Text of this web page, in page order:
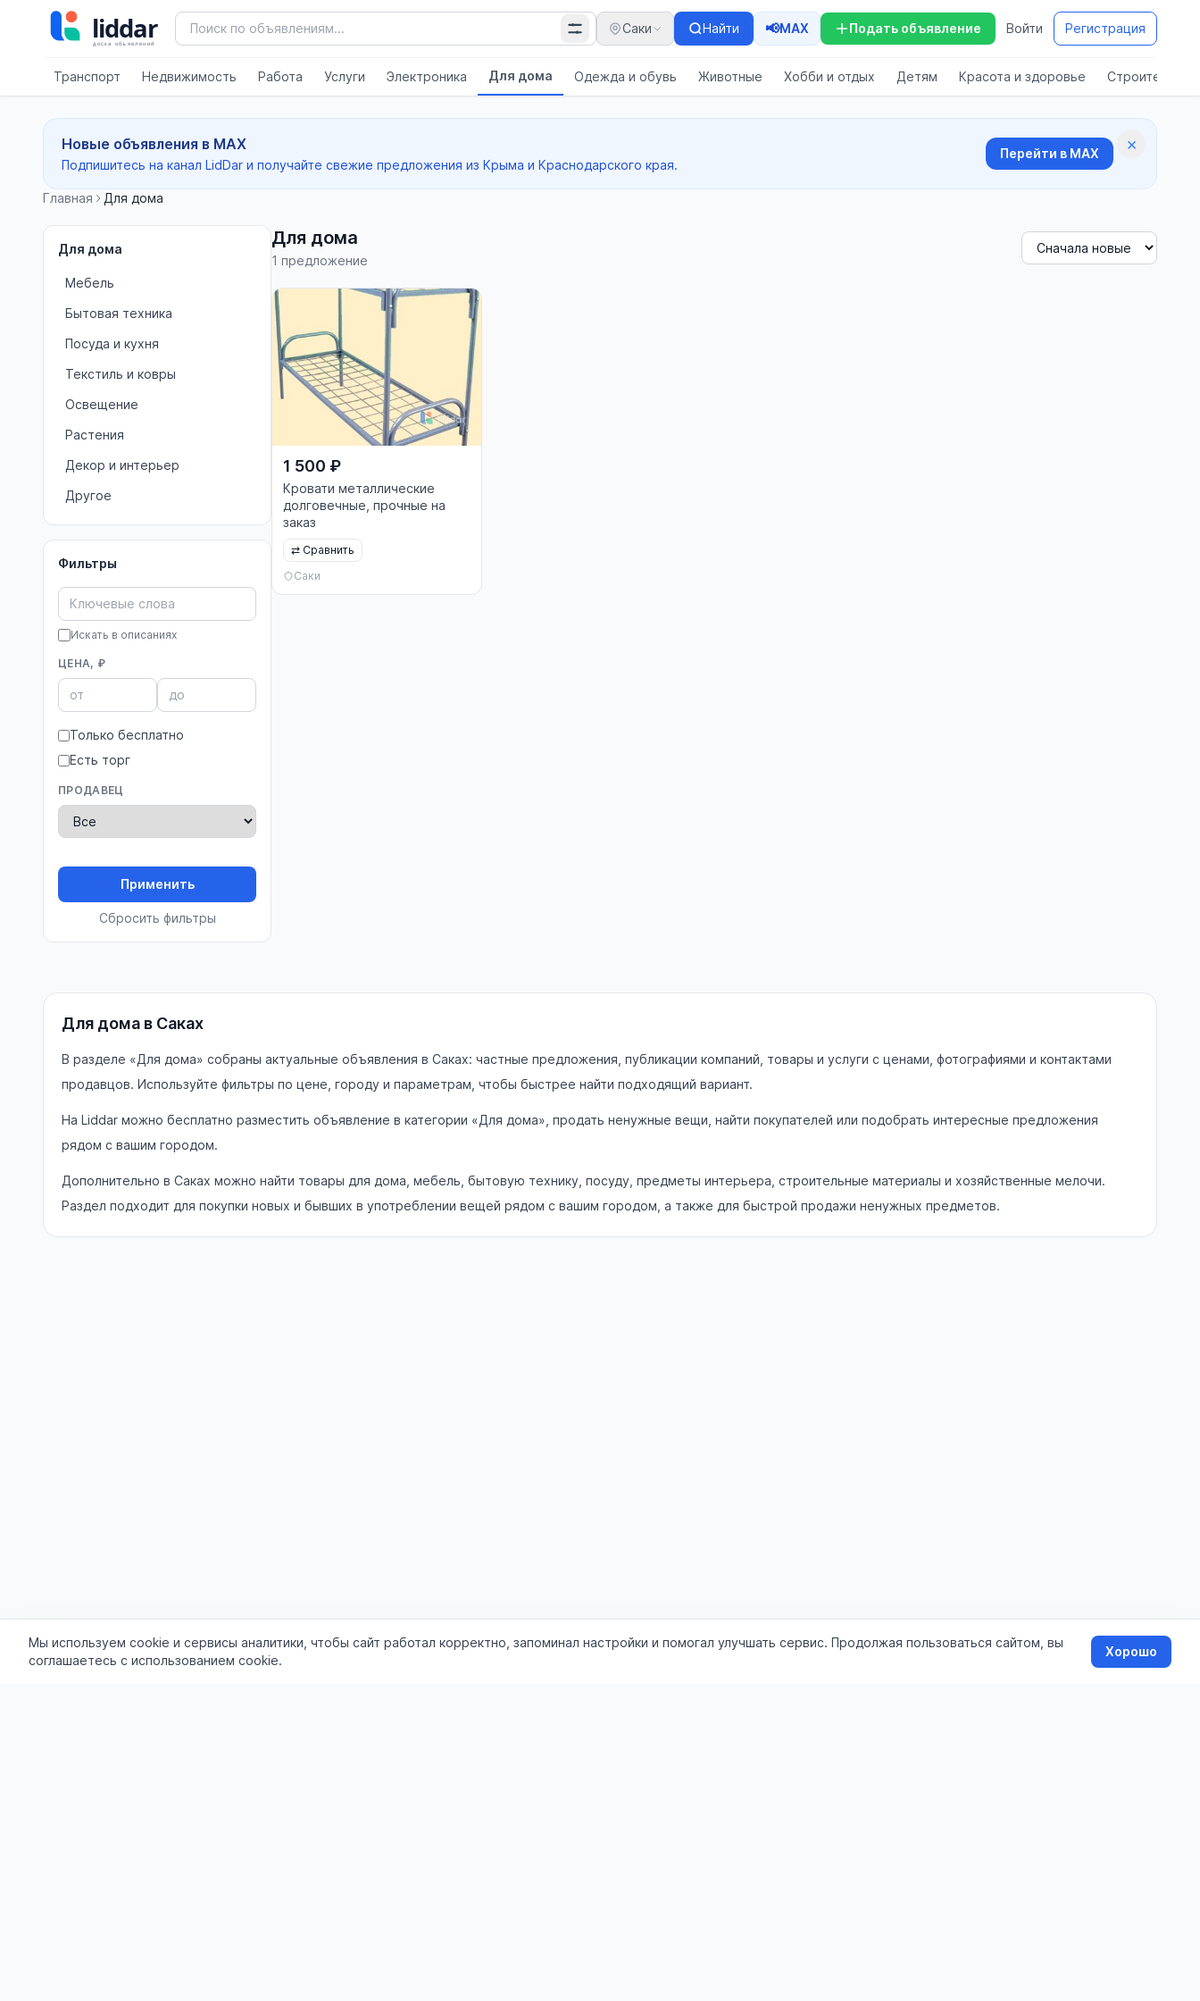
Саки Найти 📢MAX Подать объявление Войти Регистрация
Транспорт Недвижимость Работа Услуги Электроника Для дома Одежда и обувь Животные Хобби и отдых Детям Красота и здоровье
×
Новые объявления в MAX
Подпишитесь на канал LidDar и получайте свежие предложения из Крыма и Краснодарского края.
Перейти в MAX
Главная Для дома
Для дома
Мебель
Бытовая техника
Посуда и кухня
Текстиль и ковры
Освещение
Растения
Декор и интерьер
Другое
Фильтры
Искать в описаниях
ЦЕНА, ₽
Только бесплатно
Есть торг
ПРОДАВЕЦ
Применить
Сбросить фильтры
Для дома
1 предложение
1 500 ₽
Кровати металлические
долговечные, прочные на
заказ
⇄ Сравнить
Саки
Для дома в Саках
В разделе «Для дома» собраны актуальные объявления в Саках: частные предложения, публикации компаний, товары и услуги с ценами, фотографиями и контактами
продавцов. Используйте фильтры по цене, городу и параметрам, чтобы быстрее найти подходящий вариант.
На Liddar можно бесплатно разместить объявление в категории «Для дома», продать ненужные вещи, найти покупателей или подобрать интересные предложения
рядом с вашим городом.
Дополнительно в Саках можно найти товары для дома, мебель, бытовую технику, посуду, предметы интерьера, строительные материалы и хозяйственные мелочи.
Раздел подходит для покупки новых и бывших в употреблении вещей рядом с вашим городом, а также для быстрой продажи ненужных предметов.
Мы используем cookie и сервисы аналитики, чтобы сайт работал корректно, запоминал настройки и помогал улучшать сервис. Продолжая пользоваться сайтом, вы
соглашаетесь с использованием cookie.
Хорошо